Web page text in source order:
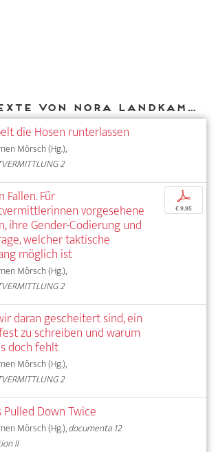
Weitere Texte von Nora Landkammer bei DIAPHANES
die Hosen runterlassen
Mörsch (Hg.),
2
Fallen. Für
vorgesehene
ihre Gender-Codierung und
welcher taktische
möglich ist
Mörsch (Hg.),
2
p
€ 9,95
daran gescheitert sind, ein
zu schreiben und warum
doch fehlt
Mörsch (Hg.),
2
Pulled Down Twice
Mörsch (Hg.),documenta 12
II